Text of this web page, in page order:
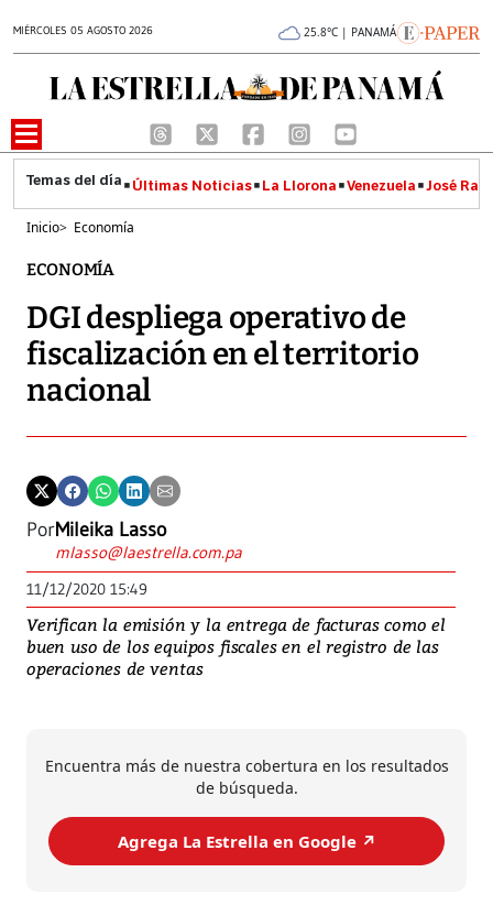
MIÉRCOLES 05 AGOSTO 2026 25.8°C | PANAMÁ
Últimas Noticias La Llorona Venezuela José
Inicio> Economía
ECONOMÍA
DGI despliega operativo de
fiscalización en el territorio
nacional
PorMileika Lasso
mlasso@laestrella.com.pa
11/12/2020 15:49
Verifican la emisión y la entrega de facturas como el
buen uso de los equipos fiscales en el registro de las
operaciones de ventas
Encuentra más de nuestra cobertura en los resultados
de búsqueda.
Agrega La Estrella en Google ↗️